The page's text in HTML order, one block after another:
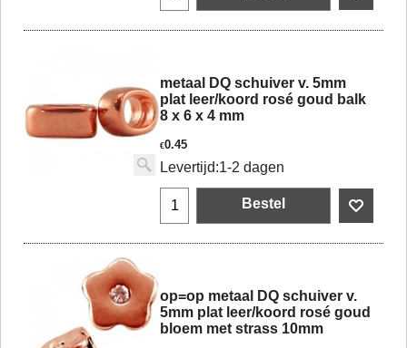
metaal DQ schuiver v. 5mm
plat leer/koord rosé goud balk
8 x 6 x 4 mm
€0.45
Levertijd:1-2 dagen
Bestel
op=op metaal DQ schuiver v.
5mm plat leer/koord rosé goud
bloem met strass 10mm